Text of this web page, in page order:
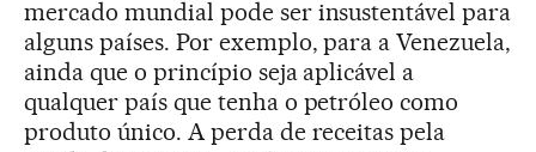
mercado mundial pode ser insustentável para
alguns países. Por exemplo, para a Venezuela,
ainda que o princípio seja aplicável a
qualquer país que tenha o petróleo como
produto único. A perda de receitas pela